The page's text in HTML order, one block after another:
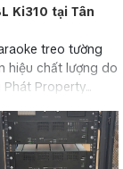
Ki310 tại Tân
treo tường
hiệu chất lượng do
Property...